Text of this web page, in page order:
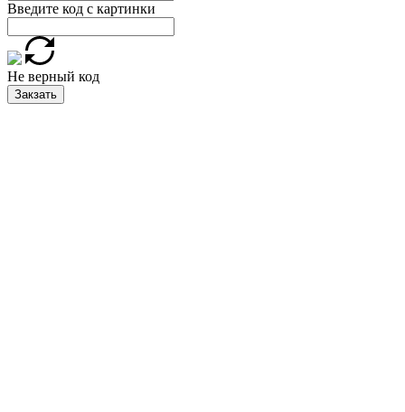
Введите код с картинки
Не верный код
Закзать